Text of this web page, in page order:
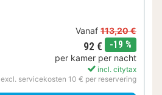
Vanaf 113,20 €
92 € -19 %
per kamer per nacht
incl. citytax
excl. servicekosten 10 € per reservering